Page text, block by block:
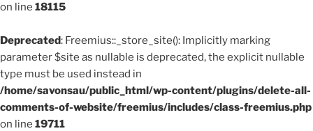
on line 18115
Deprecated: Freemius::_store_site(): Implicitly marking
parameter $site as nullable is deprecated, the explicit nullable
type must be used instead in
/home/savonsau/public_html/wp-content/plugins/delete-all-
comments-of-website/freemius/includes/class-freemius.php
on line 19711